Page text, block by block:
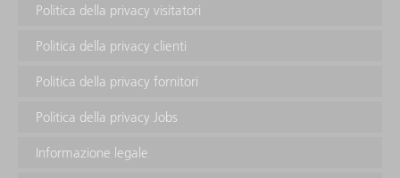
Politica della privacy visitatori
Politica della privacy clienti
Politica della privacy fornitori
Politica della privacy Jobs
Informazione legale